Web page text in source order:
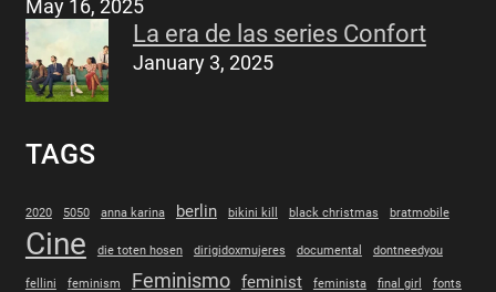
May 16, 2025
La era de las series Confort
January 3, 2025
TAGS
2020 5050 anna karina berlin bikini kill black christmas bratmobile
Cine die toten hosen dirigidoxmujeres documental dontneedyou
fellini feminism Feminismo feminist feminista final girl fonts